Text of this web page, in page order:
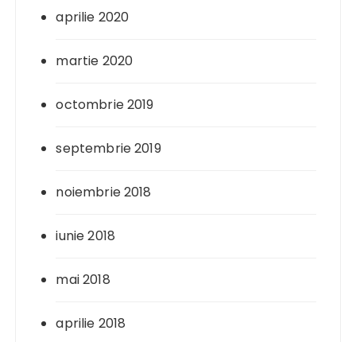
aprilie 2020
martie 2020
octombrie 2019
septembrie 2019
noiembrie 2018
iunie 2018
mai 2018
aprilie 2018